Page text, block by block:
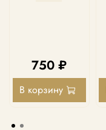
750 ₽
В корзину